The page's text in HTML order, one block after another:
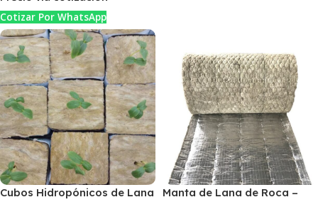
Cotizar Por WhatsApp
Cubos Hidropónicos de Lana
Manta de Lana de Roca –